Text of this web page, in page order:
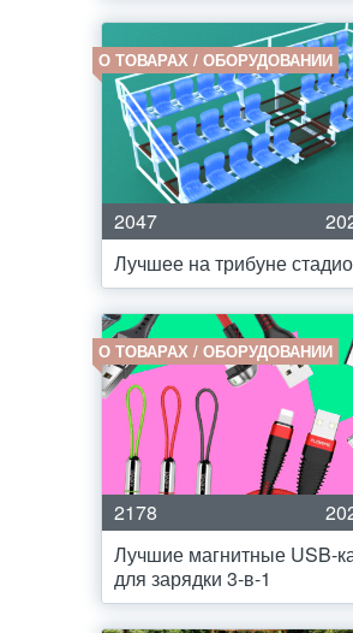
О ТОВАРАХ / ОБОРУДОВАНИИ
2047
Лучшее на трибуне
О ТОВАРАХ / ОБОРУДОВАНИИ
2178
Лучшие магнитные USB-
для зарядки 3-в-1